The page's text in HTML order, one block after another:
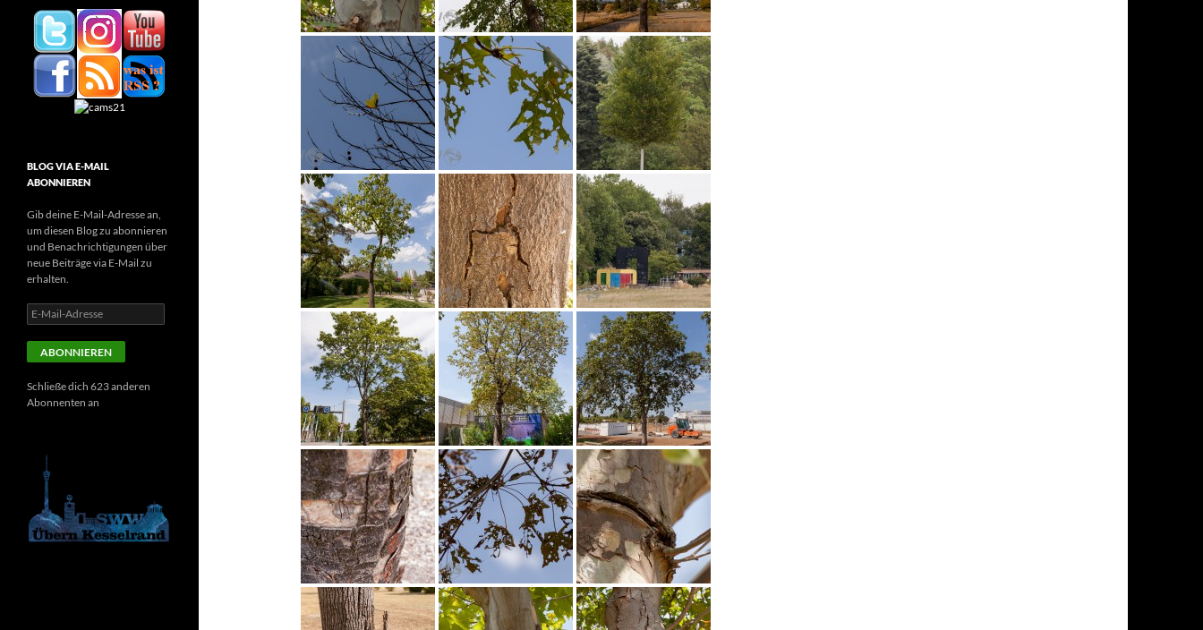
BLOG VIA E-MAIL
ABONNIEREN
Gib deine E-Mail-Adresse an,
um diesen Blog zu abonnieren
und Benachrichtigungen über
neue Beiträge via E-Mail zu
erhalten.
E-
Mail-
Adresse
ABONNIEREN
Schließe dich 623 anderen
Abonnenten an